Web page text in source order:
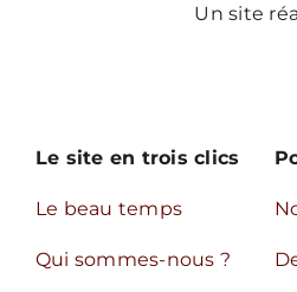
Le site en trois clics
Le beau temps
Qui sommes-nous ?
Un site